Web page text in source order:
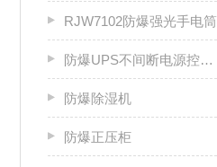
RJW7102防爆强光手电筒
防爆UPS不间断电源控制柜
防爆除湿机
防爆正压柜